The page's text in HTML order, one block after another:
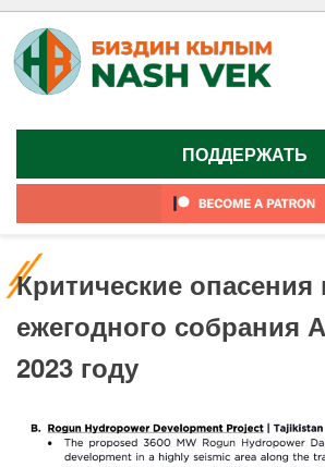
Skip
content
ПОДДЕРЖАТЬ
Критические
ежегодного собрания
2023 году